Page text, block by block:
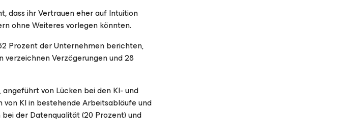
dass ihr Vertrauen eher auf Intuition
ohne Weiteres vorlegen könnten.
Prozent der Unternehmen berichten,
verzeichnen Verzögerungen und 28
von Lücken bei den KI- und
KI in bestehende Arbeitsabläufe und
der Datenqualität (20 Prozent) und